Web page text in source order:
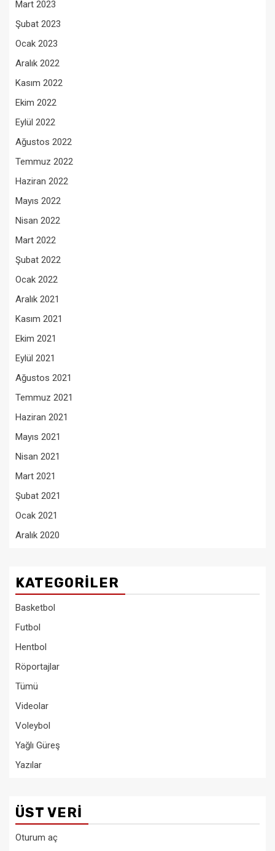
Mart 2023
Şubat 2023
Ocak 2023
Aralık 2022
Kasım 2022
Ekim 2022
Eylül 2022
Ağustos 2022
Temmuz 2022
Haziran 2022
Mayıs 2022
Nisan 2022
Mart 2022
Şubat 2022
Ocak 2022
Aralık 2021
Kasım 2021
Ekim 2021
Eylül 2021
Ağustos 2021
Temmuz 2021
Haziran 2021
Mayıs 2021
Nisan 2021
Mart 2021
Şubat 2021
Ocak 2021
Aralık 2020
KATEGORILER
Basketbol
Futbol
Hentbol
Röportajlar
Tümü
Videolar
Voleybol
Yağlı Güreş
Yazılar
ÜST VERI
Oturum aç